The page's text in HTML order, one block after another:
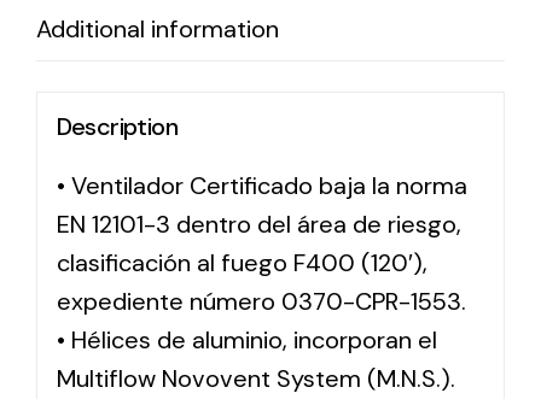
Additional information
Description
• Ventilador Certificado baja la norma
EN 12101-3 dentro del área de riesgo,
clasificación al fuego F400 (120′),
expediente número 0370-CPR-1553.
• Hélices de aluminio, incorporan el
Multiflow Novovent System (M.N.S.).